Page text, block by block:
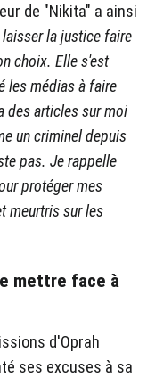
de "Nikita" a ainsi
la justice faire
choix. Elle s'est
les médias à faire
des articles sur moi
un criminel depuis
pas. Je rappelle
protéger mes
meurtris sur les
mettre face à
d'Oprah
ses excuses à sa